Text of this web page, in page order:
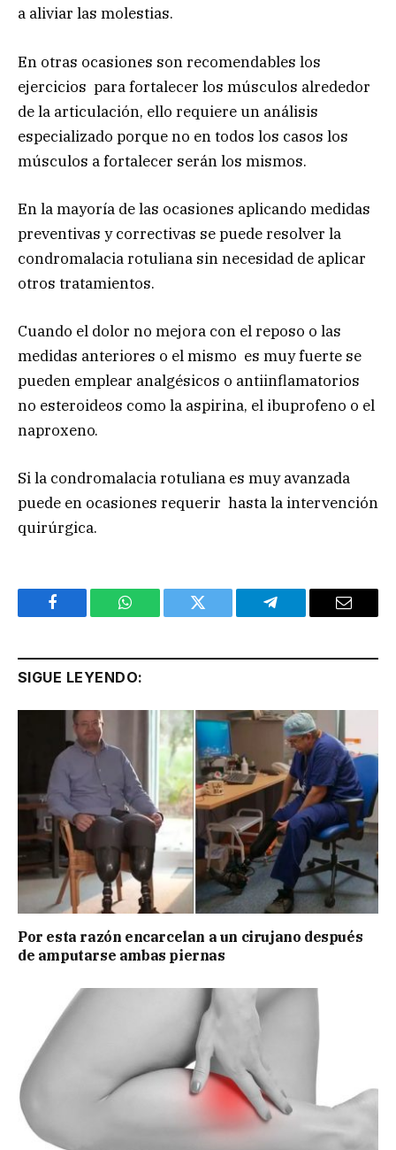
a aliviar las molestias.
En otras ocasiones son recomendables los
ejercicios para fortalecer los músculos alrededor
de la articulación, ello requiere un análisis
especializado porque no en todos los casos los
músculos a fortalecer serán los mismos.
En la mayoría de las ocasiones aplicando medidas
preventivas y correctivas se puede resolver la
condromalacia rotuliana sin necesidad de aplicar
otros tratamientos.
Cuando el dolor no mejora con el reposo o las
medidas anteriores o el mismo es muy fuerte se
pueden emplear analgésicos o antiinflamatorios
no esteroideos como la aspirina, el ibuprofeno o el
naproxeno.
Si la condromalacia rotuliana es muy avanzada
puede en ocasiones requerir hasta la intervención
quirúrgica.
Facebook WhatsApp Twitter Telegram Email
SIGUE LEYENDO:
Por esta razón encarcelan a un cirujano después
de amputarse ambas piernas